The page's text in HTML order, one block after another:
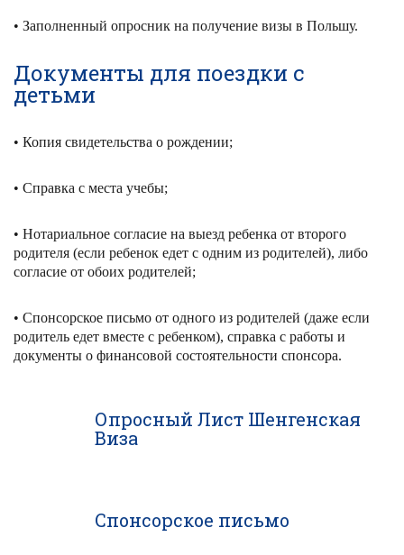
• Заполненный опросник на получение визы в Польшу.
Документы для поездки с
детьми
• Копия свидетельства о рождении;
• Справка с места учебы;
• Нотариальное согласие на выезд ребенка от второго
родителя (если ребенок едет с одним из родителей), либо
согласие от обоих родителей;
• Спонсорское письмо от одного из родителей (даже если
родитель едет вместе с ребенком), справка с работы и
документы о финансовой состоятельности спонсора.
Опросный Лист Шенгенская
Виза
Спонсорское письмо